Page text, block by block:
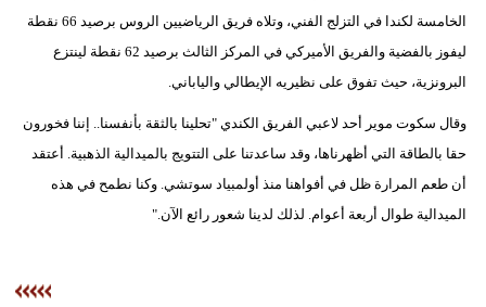
سيارات
الخامسة لكندا في التزلج الفني، وتلاه فريق الرياضيين الروس برصيد 66 نقطة
ليفوز بالفضية والفريق الأميركي في المركز الثالث برصيد 62 نقطة لينتزع
البرونزية، حيث تفوق على نظيريه الإيطالي والياباني.
وقال سكوت موير أحد لاعبي الفريق الكندي "تحلينا بالثقة بأنفسنا.. إننا فخورون
حقا بالطاقة التي أظهرناها، وقد ساعدتنا على التتويج بالميدالية الذهبية. أعتقد
أن طعم المرارة ظل في أفواهنا منذ أولمبياد سوتشي. وكنا نطمح في هذه
الميدالية طوال أربعة أعوام. لذلك لدينا شعور رائع الآن."